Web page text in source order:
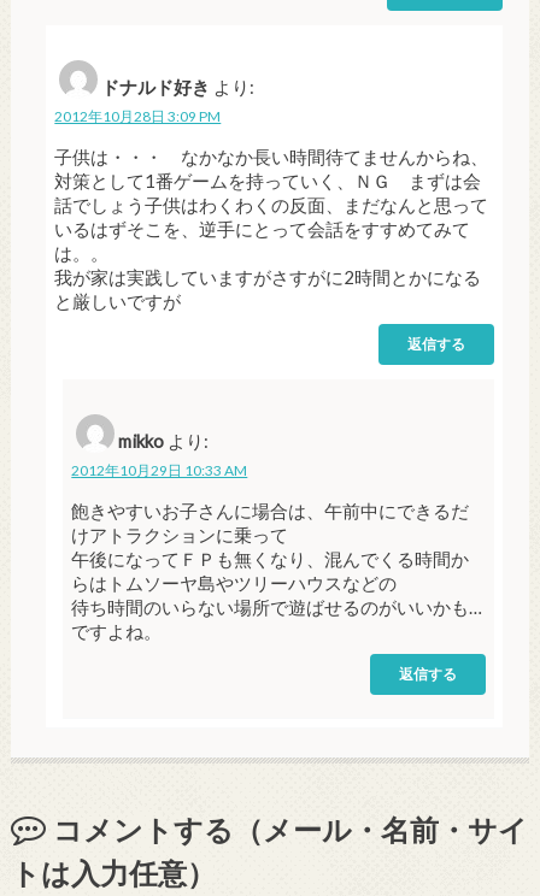
ドナルド好き より:
2012年10月28日 3:09 PM
子供は・・・ なかなか長い時間待てませんからね、
対策として1番ゲームを持っていく、ＮＧ まずは会
話でしょう子供はわくわくの反面、まだなんと思って
いるはずそこを、逆手にとって会話をすすめてみて
は。。
我が家は実践していますがさすがに2時間とかになる
と厳しいですが
返信する
mikko より:
2012年10月29日 10:33 AM
飽きやすいお子さんに場合は、午前中にできるだ
けアトラクションに乗って
午後になってＦＰも無くなり、混んでくる時間か
らはトムソーヤ島やツリーハウスなどの
待ち時間のいらない場所で遊ばせるのがいいかも…
ですよね。
返信する
コメントする（メール・名前・サイ
トは入力任意）